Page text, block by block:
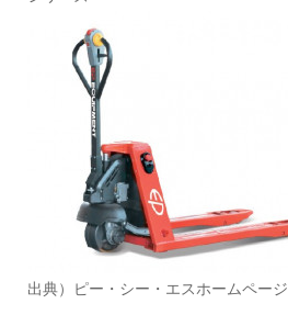
出典）ピー・シー・エスホームページ